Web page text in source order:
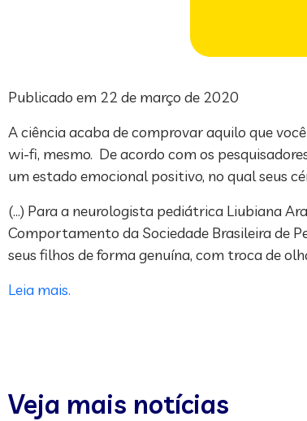
Publicado em 22 de março de 2020
A ciência acaba de comprovar aquilo que
wi-fi, mesmo. De acordo com os
um estado emocional positivo, no qual seus
(…) Para a neurologista pediátrica Liubiana
Comportamento da Sociedade Brasileira de
seus filhos de forma genuína, com troca de
Leia mais.
Veja mais notícias